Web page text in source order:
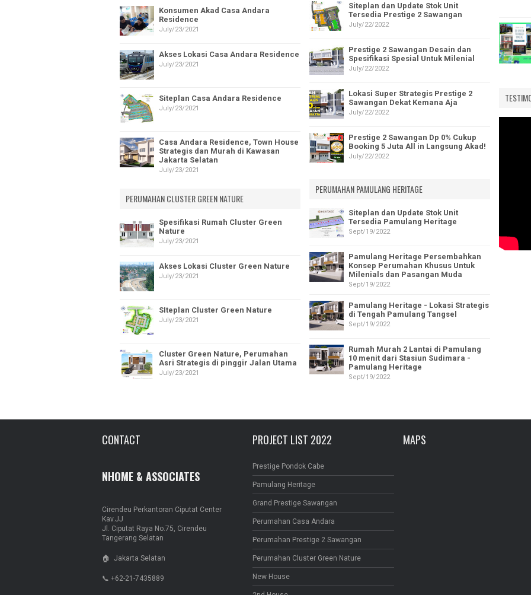
Konsumen Akad Casa Andara
Residence
July/23/2021
Akses Lokasi Casa Andara Residence
July/23/2021
Siteplan Casa Andara Residence
July/23/2021
Casa Andara Residence, Town House
Strategis dan Murah di Kawasan
Jakarta Selatan
July/23/2021
PERUMAHAN CLUSTER GREEN NATURE
Spesifikasi Rumah Cluster Green
Nature
July/23/2021
Akses Lokasi Cluster Green Nature
July/23/2021
SIteplan Cluster Green Nature
July/23/2021
Cluster Green Nature, Perumahan
Asri Strategis di pinggir Jalan Utama
July/23/2021
Siteplan dan Update Stok Unit
Tersedia Prestige 2 Sawangan
July/22/2022
Prestige 2 Sawangan Desain dan
Spesifikasi Spesial Untuk Milenial
July/22/2022
Lokasi Super Strategis Prestige 2
Sawangan Dekat Kemana Aja
July/22/2022
Prestige 2 Sawangan Dp 0% Cukup
Booking 5 Juta All in Langsung Akad!
July/22/2022
PERUMAHAN PAMULANG HERITAGE
Siteplan dan Update Stok Unit
Tersedia Pamulang Heritage
Sept/19/2022
Pamulang Heritage Persembahkan
Konsep Perumahan Khusus Untuk
Milenials dan Pasangan Muda
Sept/19/2022
Pamulang Heritage - Lokasi Strategis
di Tengah Pamulang Tangsel
Sept/19/2022
Rumah Murah 2 Lantai di Pamulang
10 menit dari Stasiun Sudimara -
Pamulang Heritage
Sept/19/2022
CONTACT
NHOME & ASSOCIATES
Cirendeu Perkantoran Ciputat Center
Kav.JJ
Jl. Ciputat Raya No.75, Cirendeu
Tangerang Selatan
🏠 Jakarta Selatan
📞 +62-21-7435889
PROJECT LIST 2022
Prestige Pondok Cabe
Pamulang Heritage
Grand Prestige Sawangan
Perumahan Casa Andara
Perumahan Prestige 2 Sawangan
Perumahan Cluster Green Nature
New House
MAPS